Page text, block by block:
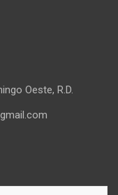
Oeste, R.D.